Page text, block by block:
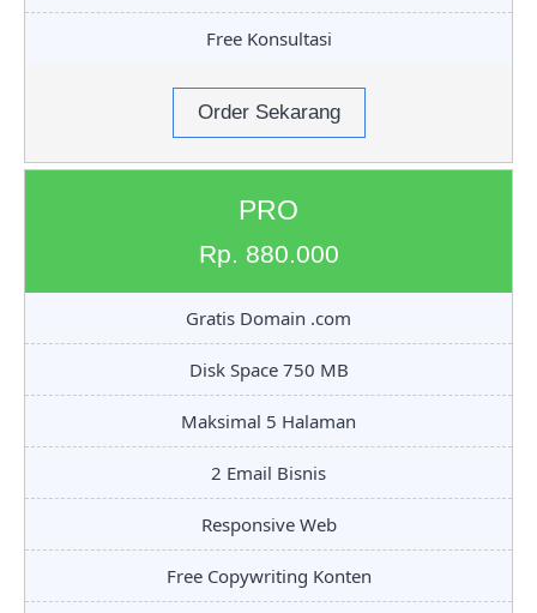
Free Konsultasi
Order Sekarang
PRO
Rp. 880.000
Gratis Domain .com
Disk Space 750 MB
Maksimal 5 Halaman
2 Email Bisnis
Responsive Web
Free Copywriting Konten